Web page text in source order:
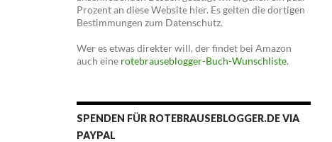
Prozent an diese Website hier. Es gelten die dortigen
Bestimmungen zum Datenschutz.
Wer es etwas direkter will, der findet bei Amazon
auch eine rotebrauseblogger-Buch-Wunschliste.
SPENDEN FÜR ROTEBRAUSEBLOGGER.DE VIA
PAYPAL